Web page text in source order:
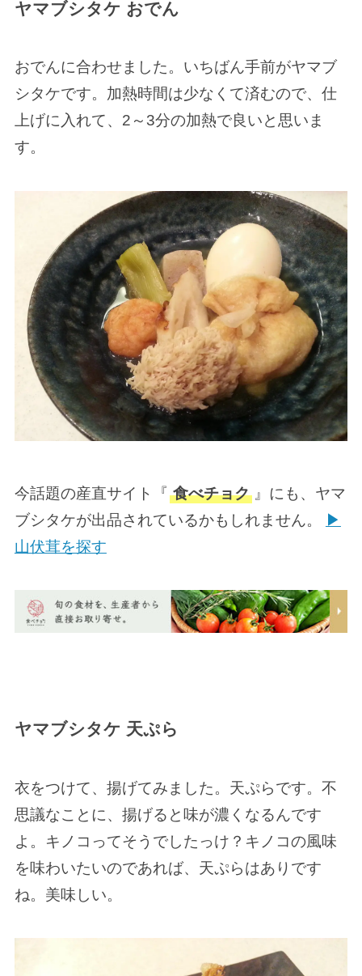
ヤマブシタケ おでん
おでんに合わせました。いちばん手前がヤマブ
シタケです。加熱時間は少なくて済むので、仕
上げに入れて、2～3分の加熱で良いと思いま
す。
今話題の産直サイト『 食べチョク 』にも、ヤマ
ブシタケが出品されているかもしれません。
▶
山伏茸を探す
ヤマブシタケ 天ぷら
衣をつけて、揚げてみました。天ぷらです。不
思議なことに、揚げると味が濃くなるんです
よ。キノコってそうでしたっけ？キノコの風味
を味わいたいのであれば、天ぷらはありです
ね。美味しい。